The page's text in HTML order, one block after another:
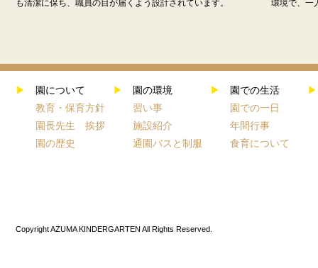
も清潔に保ち、職員の目が届くよう設計されています。
環境で、一
▶
園について
教育・保育方針
園長先生 挨拶
園の歴史
▶
園の環境
習い事
施設紹介
通園バスと制服
▶
園での生活
園での一日
年間行事
食育について
▶
Copyright AZUMA KINDERGARTEN All Rights Reserved.